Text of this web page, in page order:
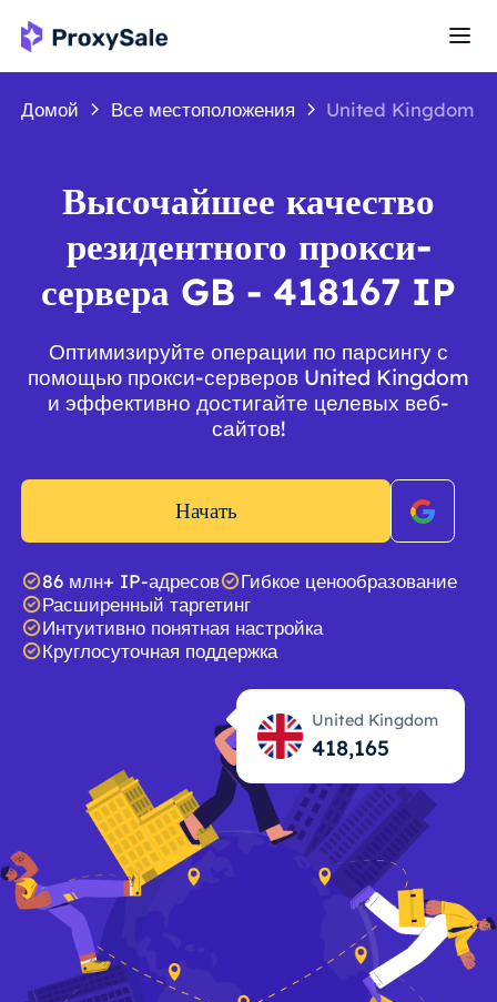
Домой Все местоположения United Kingdom
Высочайшее качество
резидентного прокси-
сервера GB - 418167 IP
Оптимизируйте операции по парсингу с
помощью прокси-серверов United Kingdom
и эффективно достигайте целевых веб-
сайтов!
Начать
86 млн+ IP-адресов
Гибкое ценообразование
Расширенный таргетинг
Интуитивно понятная настройка
Круглосуточная поддержка
United Kingdom
418,167